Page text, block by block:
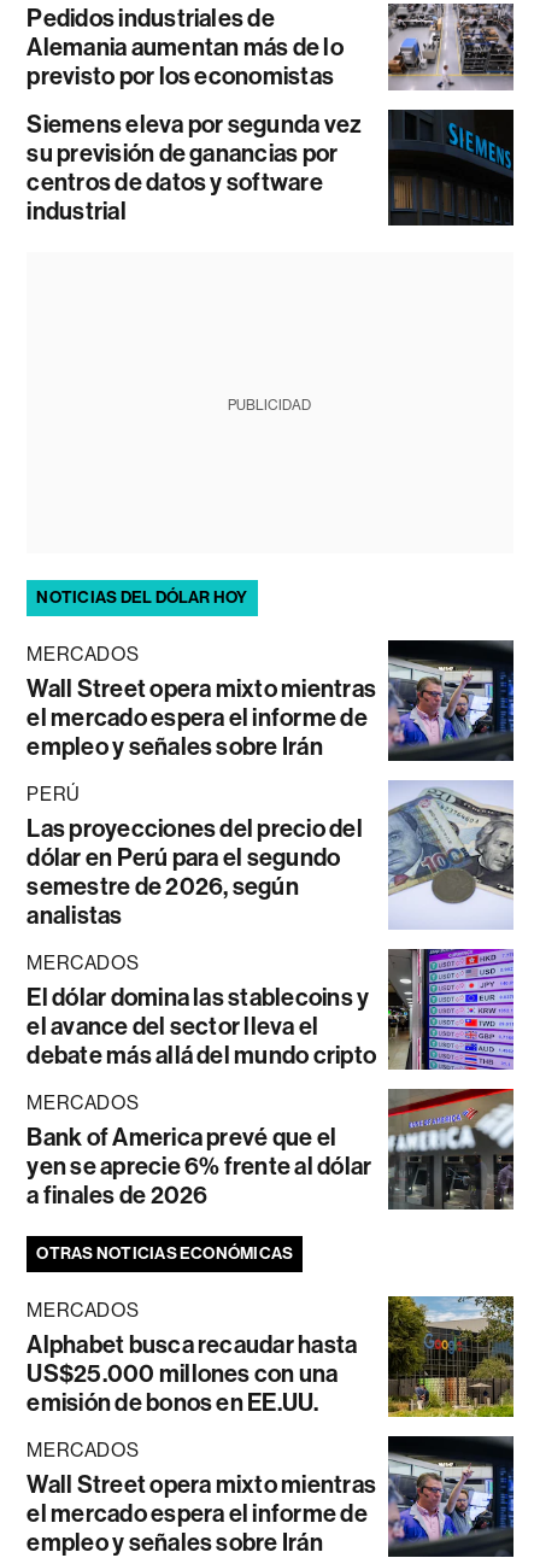
Pedidos industriales de
Alemania aumentan más de lo
previsto por los economistas
Siemens eleva por segunda vez
su previsión de ganancias por
centros de datos y software
industrial
PUBLICIDAD
NOTICIAS DEL DÓLAR HOY
MERCADOS
Wall Street opera mixto mientras
el mercado espera el informe de
empleo y señales sobre Irán
PERÚ
Las proyecciones del precio del
dólar en Perú para el segundo
semestre de 2026, según
analistas
MERCADOS
El dólar domina las stablecoins y
el avance del sector lleva el
debate más allá del mundo cripto
MERCADOS
Bank of America prevé que el
yen se aprecie 6% frente al dólar
a finales de 2026
OTRAS NOTICIAS ECONÓMICAS
MERCADOS
Alphabet busca recaudar hasta
US$25.000 millones con una
emisión de bonos en EE.UU.
MERCADOS
Wall Street opera mixto mientras
el mercado espera el informe de
empleo y señales sobre Irán